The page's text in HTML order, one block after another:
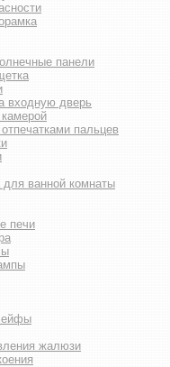
панели
входную дверь
пальцев
ванной комнаты
печи
жалюзи